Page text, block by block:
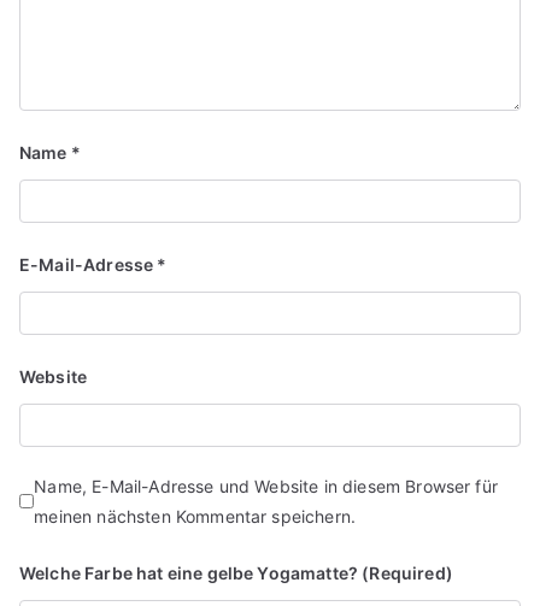
Name *
E-Mail-Adresse *
Website
Name, E-Mail-Adresse und Website in diesem Browser für
meinen nächsten Kommentar speichern.
Welche Farbe hat eine gelbe Yogamatte? (Required)